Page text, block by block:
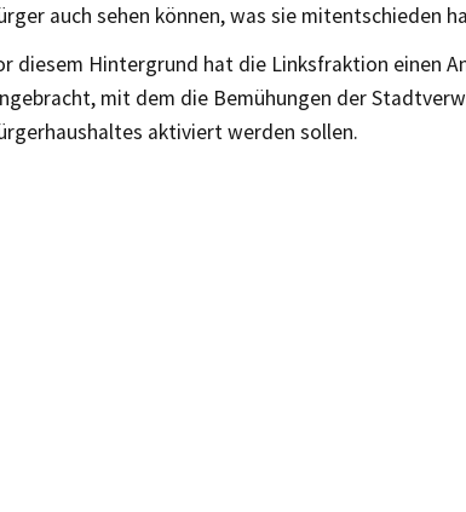
auch sehen können, was sie mitentschieden
diesem Hintergrund hat die Linksfraktion einen
mit dem die Bemühungen der
aktiviert werden sollen.